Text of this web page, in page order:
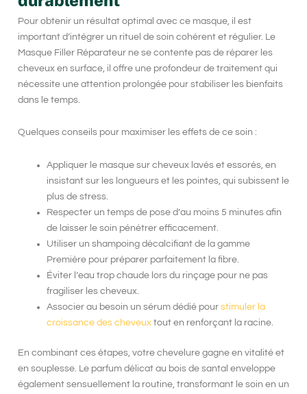
Pour obtenir un résultat optimal avec ce masque, il est
important d’intégrer un rituel de soin cohérent et régulier. Le
Masque Filler Réparateur ne se contente pas de réparer les
cheveux en surface, il offre une profondeur de traitement qui
nécessite une attention prolongée pour stabiliser les bienfaits
dans le temps.
Quelques conseils pour maximiser les effets de ce soin :
Appliquer le masque sur cheveux lavés et essorés, en
insistant sur les longueurs et les pointes, qui subissent le
plus de stress.
Respecter un temps de pose d’au moins 5 minutes afin
de laisser le soin pénétrer efficacement.
Utiliser un shampoing décalcifiant de la gamme
Première pour préparer parfaitement la fibre.
Éviter l’eau trop chaude lors du rinçage pour ne pas
fragiliser les cheveux.
Associer au besoin un sérum dédié pour stimuler la
croissance des cheveux tout en renforçant la racine.
En combinant ces étapes, votre chevelure gagne en vitalité et
en souplesse. Le parfum délicat au bois de santal enveloppe
également sensuellement la routine, transformant le soin en un